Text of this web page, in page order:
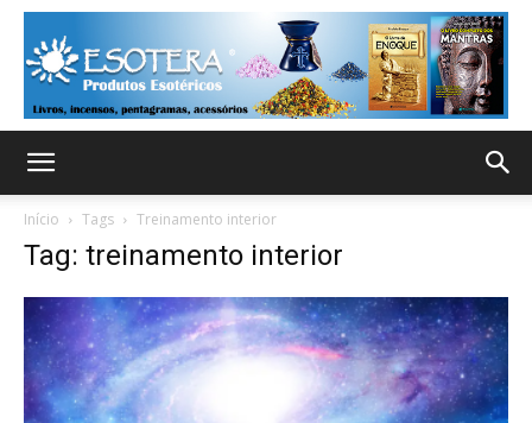
Início Tags Treinamento interior
Tag: treinamento interior